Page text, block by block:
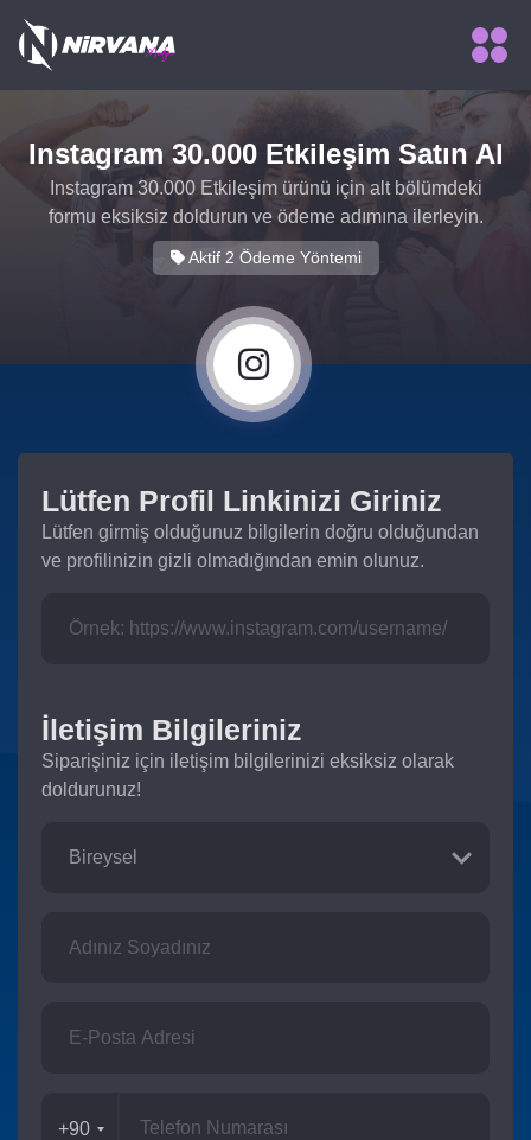
Instagram 30.000 Etkileşim Satın Al
Instagram 30.000 Etkileşim ürünü için alt bölümdeki
formu eksiksiz doldurun ve ödeme adımına ilerleyin.
Aktif 2 Ödeme Yöntemi
Lütfen Profil Linkinizi Giriniz
Lütfen girmiş olduğunuz bilgilerin doğru olduğundan
ve profilinizin gizli olmadığından emin olunuz.
İletişim Bilgileriniz
Siparişiniz için iletişim bilgilerinizi eksiksiz olarak
doldurunuz!
+90